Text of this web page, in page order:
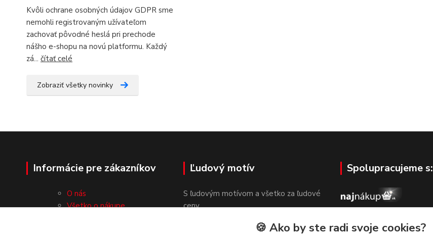
Kvôli ochrane osobných údajov GDPR sme
nemohli registrovaným užívateľom
zachovať pôvodné heslá pri prechode
nášho e-shopu na novú platformu. Každý
zá... čítať celé
Zobraziť všetky novinky
Informácie pre zákazníkov
O nás
Všetko o nákupe
Ľudový motív
S ľudovým motívom a všetko za ľudové
ceny.
Spolupracujeme s:
🍪 Ako by ste radi svoje cookies?